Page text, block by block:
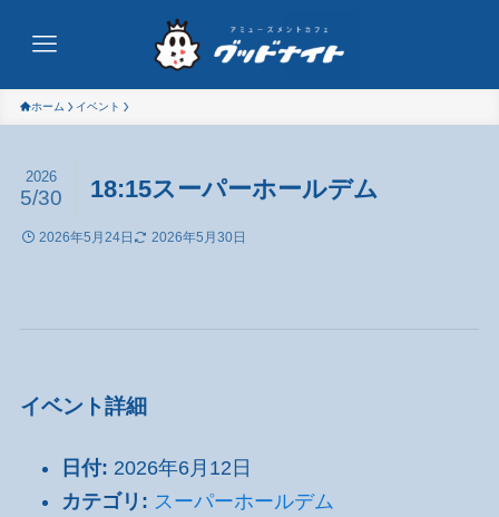
ホーム イベント
18:15スーパーホールデム
2026
5/30
2026年5月24日 2026年5月30日
イベント詳細
日付: 2026年6月12日
カテゴリ: スーパーホールデム